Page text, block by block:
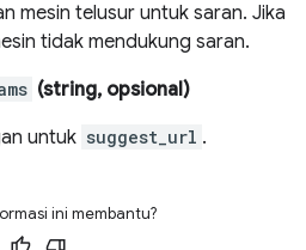
mesin telusur untuk saran. Jika
tidak mendukung saran.
(string, opsional)
untuk suggest_url .
ini membantu?